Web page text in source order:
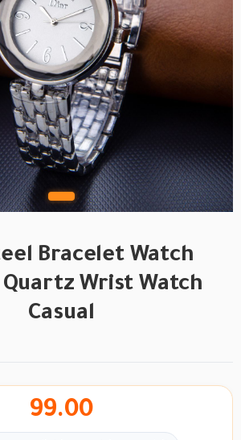
Bracelet Watch
Wrist Watch
Casual
99.00